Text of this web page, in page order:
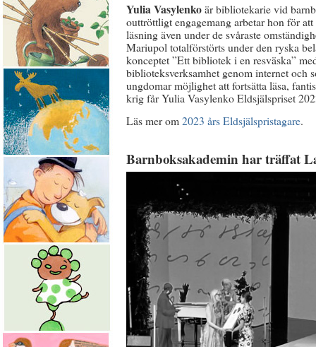
Yulia Vasylenkoär bibliotekarie vid
outtröttligt engagemang arbetar hon för
läsning även under de svåraste
Mariupol totalförstörts under den ryska
konceptet ”Ett bibliotek i en resväska”
biblioteksverksamhet genom internet och
ungdomar möjlighet att fortsätta läsa,
krig får Yulia Vasylenko Eldsjälspriset
Läs mer om 2023 års Eldsjälspristagare.
Barnboksakademin har träffat